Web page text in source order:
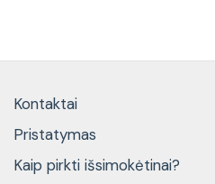
Kontaktai
Pristatymas
Kaip pirkti išsimokėtinai?